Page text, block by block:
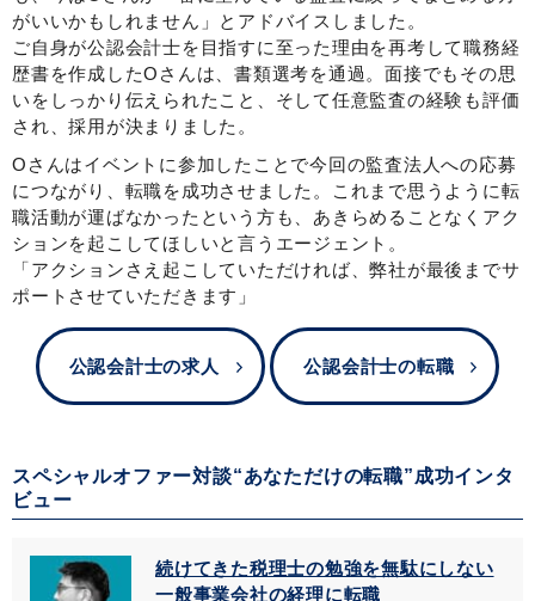
がいいかもしれません」とアドバイスしました。
ご自身が公認会計士を目指すに至った理由を再考して職務経
歴書を作成したOさんは、書類選考を通過。面接でもその思
いをしっかり伝えられたこと、そして任意監査の経験も評価
され、採用が決まりました。
Oさんはイベントに参加したことで今回の監査法人への応募
につながり、転職を成功させました。これまで思うように転
職活動が運ばなかったという方も、あきらめることなくアク
ションを起こしてほしいと言うエージェント。
「アクションさえ起こしていただければ、弊社が最後までサ
ポートさせていただきます」
公認会計士の求人 公認会計士の転職
スペシャルオファー対談“あなただけの転職”成功インタ
ビュー
続けてきた税理士の勉強を無駄にしない
一般事業会社の経理に転職